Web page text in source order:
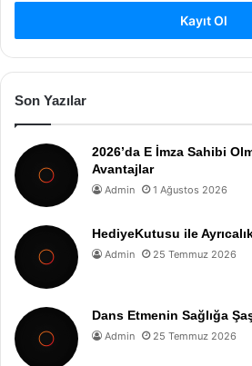
Kayıt Ol
Son Yazılar
2026’da E İmza Sahibi
Avantajlar
Admin 1 Ağustos 2026
HediyeKutusu ile
Admin 25 Temmuz 2026
Dans Etmenin Sağlığa
Admin 25 Temmuz 2026